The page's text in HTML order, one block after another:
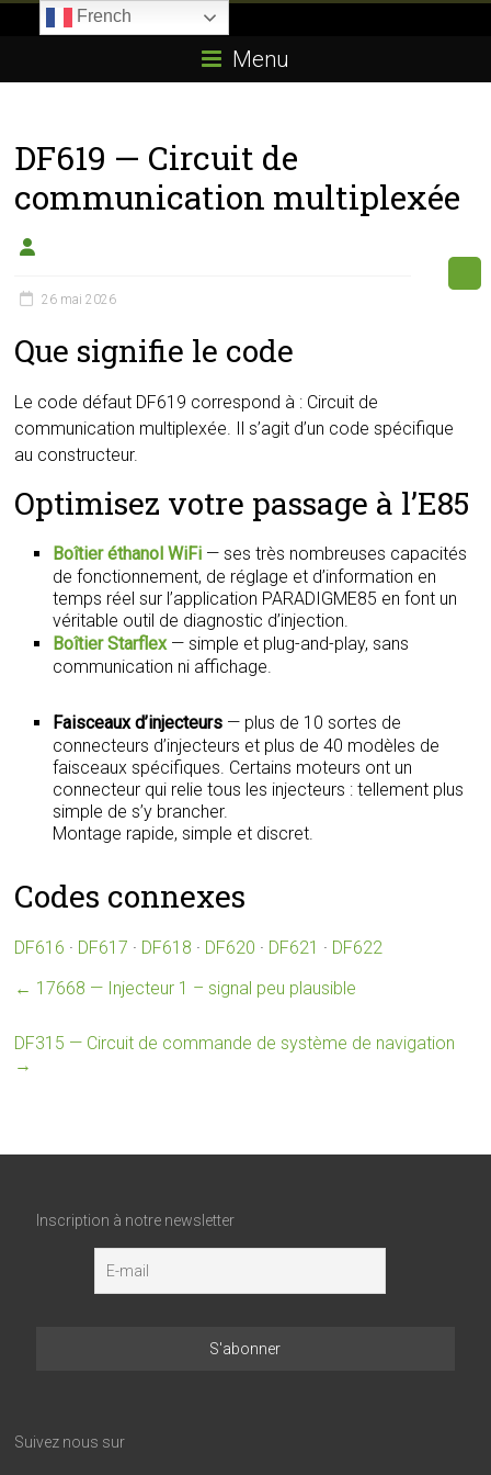
E85.com
passion
boîtier
éthanol
Menu
DF619 — Circuit de
communication multiplexée
26 mai 2026
Que signifie le code
Le code défaut DF619 correspond à : Circuit de
communication multiplexée. Il s’agit d’un code spécifique
au constructeur.
Optimisez votre passage à l’E85
Boîtier éthanol WiFi — ses très nombreuses capacités
de fonctionnement, de réglage et d’information en
temps réel sur l’application PARADIGME85 en font un
véritable outil de diagnostic d’injection.
Boîtier Starflex— simple et plug-and-play, sans
communication ni affichage.
Faisceaux d’injecteurs — plus de 10 sortes de
connecteurs d’injecteurs et plus de 40 modèles de
faisceaux spécifiques. Certains moteurs ont un
connecteur qui relie tous les injecteurs : tellement plus
simple de s’y brancher.
Montage rapide, simple et discret.
Codes connexes
DF616 · DF617 · DF618 · DF620 · DF621 · DF622
← 17668 — Injecteur 1 – signal peu plausible
DF315 — Circuit de commande de système de navigation
→
Inscription à notre newsletter
Suivez nous sur
French